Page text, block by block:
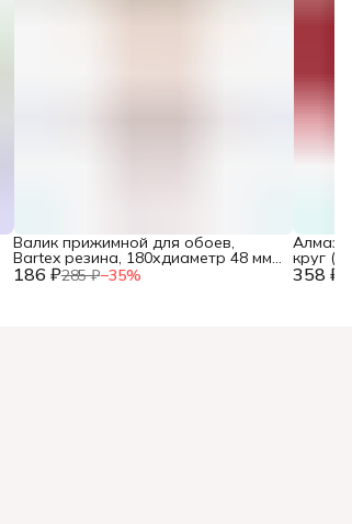
186 ₽285 ₽−35%
Валик прижимной для обоев,
Bartex резина, 180хдиаметр 48 мм,
с бюгелем, 0912007, 358 ₽
круг
Special